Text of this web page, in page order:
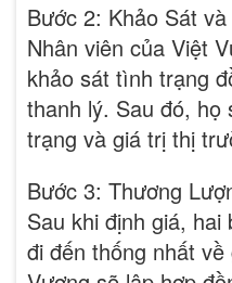
Bước 2: Khảo Sát
Nhân viên của Việt
khảo sát tình trạng
thanh lý. Sau đó,
trạng và giá trị thị
Bước 3: Thương
Sau khi định giá,
đi đến thống nhất